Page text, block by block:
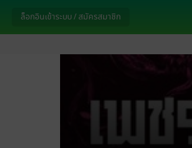
ล็อกอินเข้าระบบ / สมัครสมาชิก